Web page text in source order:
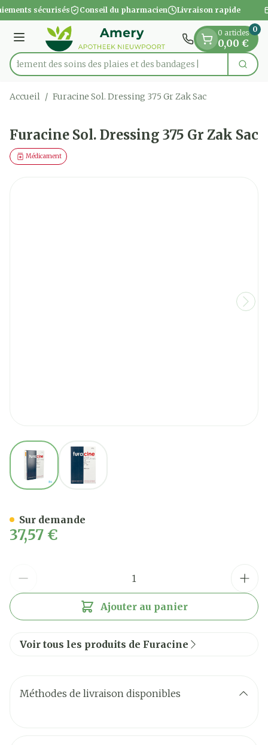
Aller au contenu
1 de 1
sécurisés Conseil du pharmacien Livraison rapide
Menu
Rechercherdes soins des plaies et des bandages
0 articles
0,00 €
0
Accueil / Furacine Sol. Dressing 375 Gr Zak Sac
Furacine Sol. Dressing 375 Gr Zak Sac
Médicament
View larger imageView larger image
37,57 €
Ajouter au panier
Sur demande
Voir tous les produits de Furacine
Méthodes de livraison disponibles